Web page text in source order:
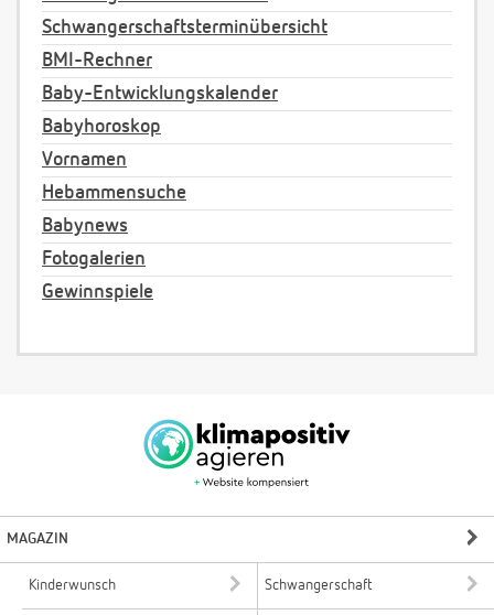
Schwangerschaftsterminübersicht
BMI-Rechner
Baby-Entwicklungskalender
Babyhoroskop
Vornamen
Hebammensuche
Babynews
Fotogalerien
Gewinnspiele
MAGAZIN
Kinderwunsch Schwangerschaft